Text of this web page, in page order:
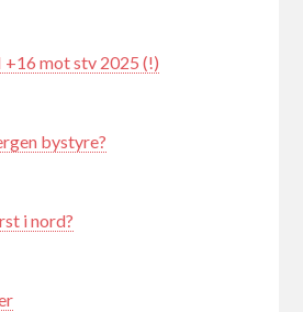
mot stv 2025 (!)
bystyre?
i nord?